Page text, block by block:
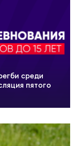
среди
пятого